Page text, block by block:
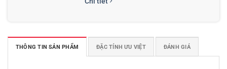
Hộp số ESM
THÔNG TIN SẢN PHẨM ĐẶC TÍNH ƯU VIỆT ĐÁNH GIÁ